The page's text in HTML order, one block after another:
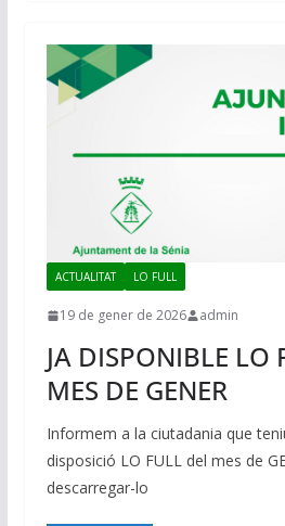
ACTUALITAT LO FULL
19 de gener de 2026 admin
JA DISPONIBLE LO
MES DE GENER
Informem a la ciutadania que
disposició LO FULL del mes de
descarregar-lo